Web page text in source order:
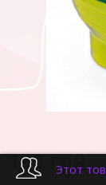
199грн.
Этот